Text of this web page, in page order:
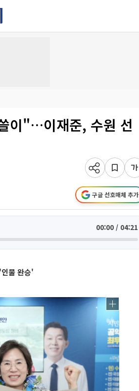
이"…이재준, 수원 선
구글 선호매체 추가
00:00 / 04:21
물 완승'